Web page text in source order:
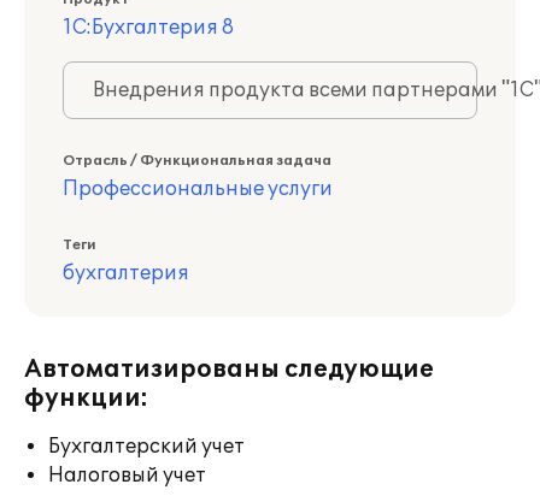
1С:Бухгалтерия 8
Внедрения продукта всеми партнерами
Отрасль / Функциональная задача
Профессиональные услуги
Теги
бухгалтерия
Автоматизированы следующие
функции:
Бухгалтерский учет
Налоговый учет